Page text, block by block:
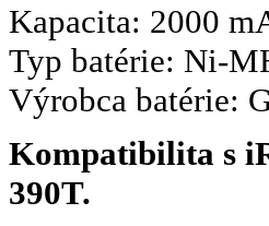
Kapacita: 2000
Typ batérie: Ni-
Výrobca batérie:
Kompatibilita s
390T.